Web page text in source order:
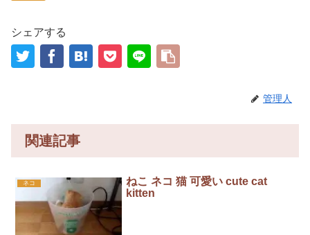
シェアする
管理人
関連記事
ネコ
ねこ ネコ 猫 可愛い cute cat
kitten